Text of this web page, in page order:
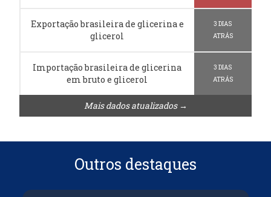
Exportação brasileira de glicerina e
glicerol
3 DIAS
ATRÁS
Importação brasileira de glicerina
em bruto e glicerol
3 DIAS
ATRÁS
Mais dados atualizados →
Outros destaques